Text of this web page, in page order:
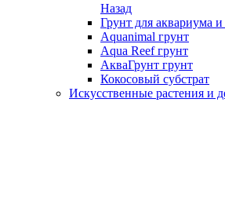
Назад
Грунт для аквариума
Aquanimal грунт
Aqua Reef грунт
АкваГрунт грунт
Кокосовый субстрат
Искусственные растения и